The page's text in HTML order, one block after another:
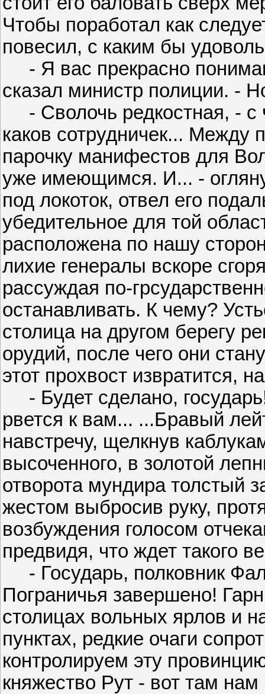
Чтобы поработал как
повесил, с каким бы
- Я вас прекрасно
сказал министр полиции. -
- Сволочь редкостная, - с
каков сотрудничек... Между
парочку манифестов для
уже имеющимся. И... -
под локоток, отвел его
убедительное для той
расположена по нашу
лихие генералы вскоре
рассуждая по-
останавливать. К чему?
столица на другом берегу
орудий, после чего они
этот прохвост извратится,
- Будет сделано,
рвется к вам... ...Бравый
навстречу, щелкнув
высоченного, в золотой
отворота мундира толстый
жестом выбросив руку,
возбуждения голосом
предвидя, что ждет такого
- Государь, полковник
Пограничья завершено!
столицах вольных ярлов и
пунктах, редкие очаги
контролируем эту
княжество Рут - вот там